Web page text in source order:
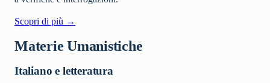
Scopri di più →
Materie Umanistiche
Italiano e letteratura